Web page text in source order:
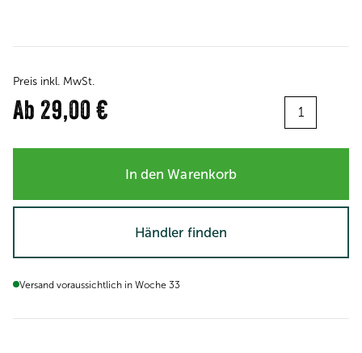
Preis inkl. MwSt.
Ab 29,00 €
In den Warenkorb
Händler finden
Versand voraussichtlich in Woche 33